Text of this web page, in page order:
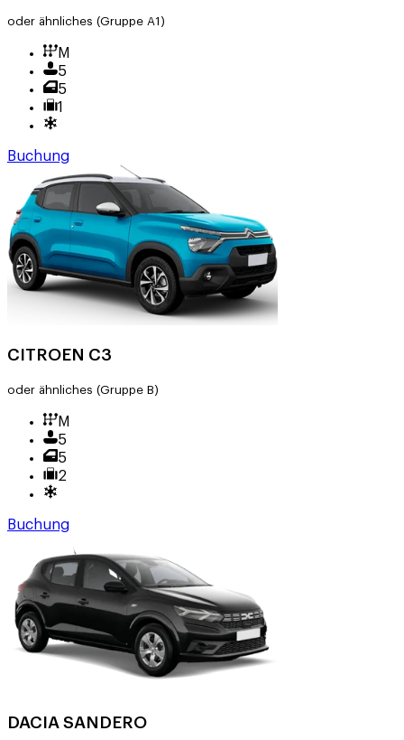
oder ähnliches (Gruppe A1)
M
5
5
1
Buchung
CITROEN C3
oder ähnliches (Gruppe B)
M
5
5
2
Buchung
DACIA SANDERO